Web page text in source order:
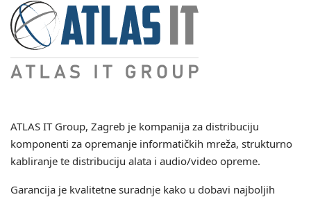
ATLAS IT Group, Zagreb je kompanija za distribuciju
komponenti za opremanje informatičkih mreža, strukturno
kabliranje te distribuciju alata i audio/video opreme.
Garancija je kvalitetne suradnje kako u dobavi najboljih